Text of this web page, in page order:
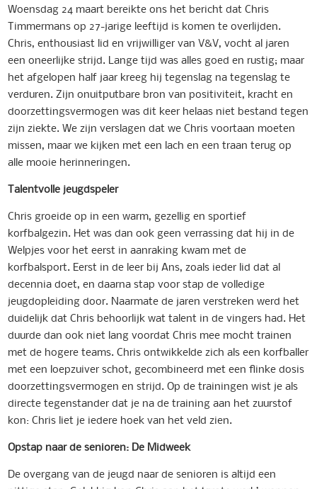
Woensdag 24 maart bereikte ons het bericht dat Chris
Timmermans op 27-jarige leeftijd is komen te overlijden.
Chris, enthousiast lid en vrijwilliger van V&V, vocht al jaren
een oneerlijke strijd. Lange tijd was alles goed en rustig; maar
het afgelopen half jaar kreeg hij tegenslag na tegenslag te
verduren. Zijn onuitputbare bron van positiviteit, kracht en
doorzettingsvermogen was dit keer helaas niet bestand tegen
zijn ziekte. We zijn verslagen dat we Chris voortaan moeten
missen, maar we kijken met een lach en een traan terug op
alle mooie herinneringen.
Talentvolle jeugdspeler
Chris groeide op in een warm, gezellig en sportief
korfbalgezin. Het was dan ook geen verrassing dat hij in de
Welpjes voor het eerst in aanraking kwam met de
korfbalsport. Eerst in de leer bij Ans, zoals ieder lid dat al
decennia doet, en daarna stap voor stap de volledige
jeugdopleiding door. Naarmate de jaren verstreken werd het
duidelijk dat Chris behoorlijk wat talent in de vingers had. Het
duurde dan ook niet lang voordat Chris mee mocht trainen
met de hogere teams. Chris ontwikkelde zich als een korfballer
met een loepzuiver schot, gecombineerd met een flinke dosis
doorzettingsvermogen en strijd. Op de trainingen wist je als
directe tegenstander dat je na de training aan het zuurstof
kon: Chris liet je iedere hoek van het veld zien.
Opstap naar de senioren: De Midweek
De overgang van de jeugd naar de senioren is altijd een